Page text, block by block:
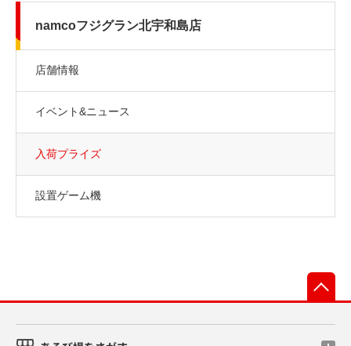
namcoフジグラン北宇和島店
店舗情報
イベント&ニュース
入荷プライズ
設置ゲーム機